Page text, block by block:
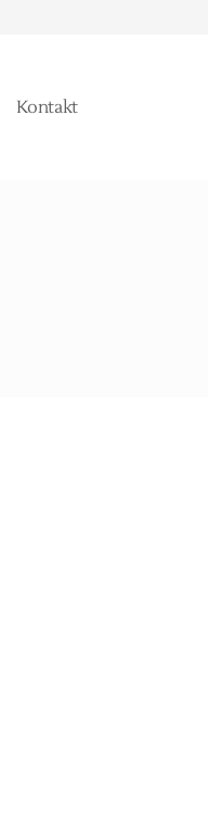
Kontakt